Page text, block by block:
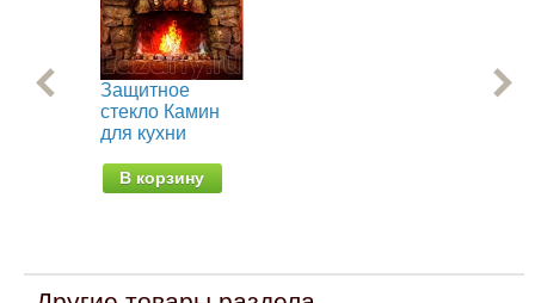
Защитное
стекло Камин
для кухни
В корзину